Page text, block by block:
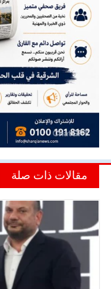
مقالات ذات صلة